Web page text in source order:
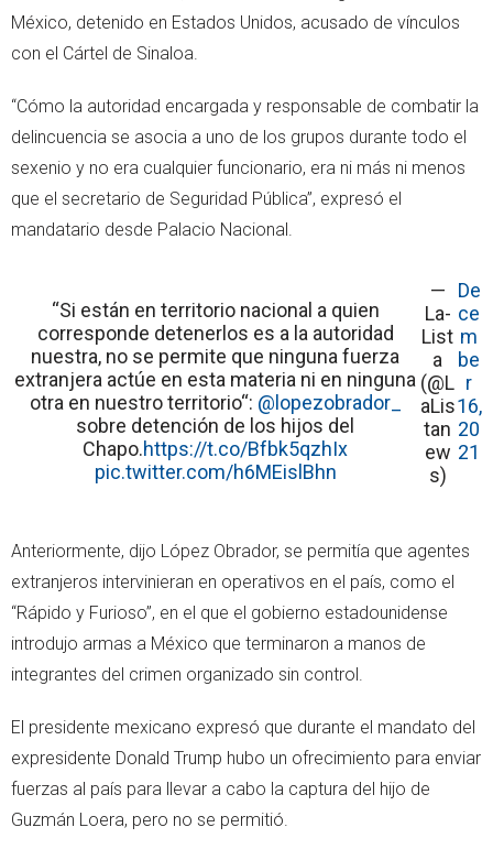
México, detenido en Estados Unidos, acusado de vínculos
con el Cártel de Sinaloa.
“Cómo la autoridad encargada y responsable de combatir la
delincuencia se asocia a uno de los grupos durante todo el
sexenio y no era cualquier funcionario, era ni más ni menos
que el secretario de Seguridad Pública”, expresó el
mandatario desde Palacio Nacional.
“Si están en territorio nacional a quien
corresponde detenerlos es a la autoridad
nuestra, no se permite que ninguna fuerza
extranjera actúe en esta materia ni en ninguna
otra en nuestro territorio“: @lopezobrador_
sobre detención de los hijos del
Chapo.https://t.co/Bfbk5qzhIx
pic.twitter.com/h6MEislBhn
—
La-
List
a
(@L
aLis
tan
ew
s)
De
ce
m
be
r
16,
20
21
Anteriormente, dijo López Obrador, se permitía que agentes
extranjeros intervinieran en operativos en el país, como el
“Rápido y Furioso”, en el que el gobierno estadounidense
introdujo armas a México que terminaron a manos de
integrantes del crimen organizado sin control.
El presidente mexicano expresó que durante el mandato del
expresidente Donald Trump hubo un ofrecimiento para enviar
fuerzas al país para llevar a cabo la captura del hijo de
Guzmán Loera, pero no se permitió.